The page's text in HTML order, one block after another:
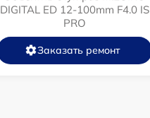
DIGITAL ED 12‑100mm F4.0 IS
PRO
Заказать ремонт